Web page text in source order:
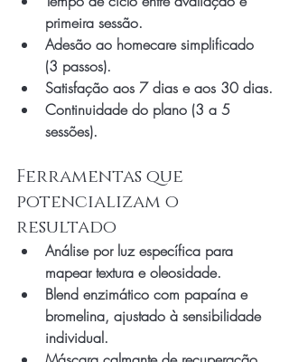
primeira sessão.
Adesão ao homecare simplificado
(3 passos).
Satisfação aos 7 dias e aos 30 dias.
Continuidade do plano (3 a 5
sessões).
Ferramentas que
potencializam o
resultado
Análise por luz específica para
mapear textura e oleosidade.
Blend enzimático com papaína e
bromelina, ajustado à sensibilidade
individual.